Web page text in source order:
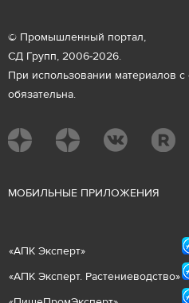
© Промышленный портал,
СД Групп, 2006-2026.
При использовании материалов с
обязательна.
МОБИЛЬНЫЕ ПРИЛОЖЕНИЯ
«АПК Эксперт»
«АПК Эксперт. Растениеводство»